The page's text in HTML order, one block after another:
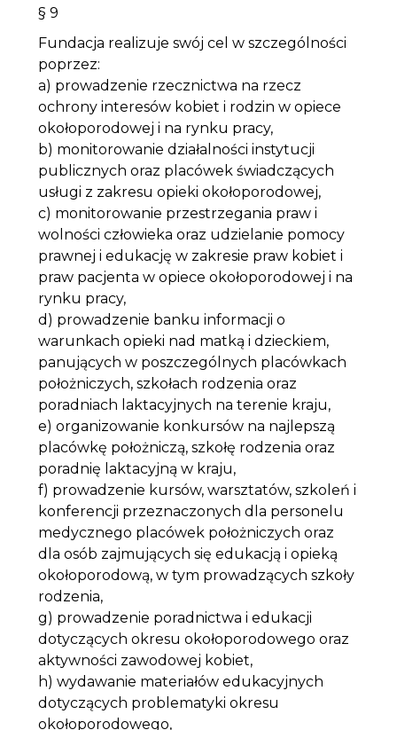
§ 9
Fundacja realizuje swój cel w szczególności
poprzez:
a) prowadzenie rzecznictwa na rzecz
ochrony interesów kobiet i rodzin w opiece
okołoporodowej i na rynku pracy,
b) monitorowanie działalności instytucji
publicznych oraz placówek świadczących
usługi z zakresu opieki okołoporodowej,
c) monitorowanie przestrzegania praw i
wolności człowieka oraz udzielanie pomocy
prawnej i edukację w zakresie praw kobiet i
praw pacjenta w opiece okołoporodowej i na
rynku pracy,
d) prowadzenie banku informacji o
warunkach opieki nad matką i dzieckiem,
panujących w poszczególnych placówkach
położniczych, szkołach rodzenia oraz
poradniach laktacyjnych na terenie kraju,
e) organizowanie konkursów na najlepszą
placówkę położniczą, szkołę rodzenia oraz
poradnię laktacyjną w kraju,
f) prowadzenie kursów, warsztatów, szkoleń i
konferencji przeznaczonych dla personelu
medycznego placówek położniczych oraz
dla osób zajmujących się edukacją i opieką
okołoporodową, w tym prowadzących szkoły
rodzenia,
g) prowadzenie poradnictwa i edukacji
dotyczących okresu okołoporodowego oraz
aktywności zawodowej kobiet,
h) wydawanie materiałów edukacyjnych
dotyczących problematyki okresu
okołoporodowego,